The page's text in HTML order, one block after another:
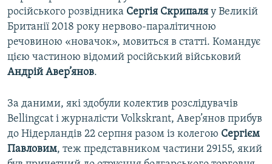
російського розвідника Сергія Скрипаля у Великій
Британії 2018 року нервово-паралітичною
речовиною «новачок», мовиться в статті. Командує
цією частиною відомий російський військовий
Андрій Авер’янов.
За даними, які здобули колектив розслідувачів
Bellingcat і журналісти Volkskrant, Авер’янов прибув
до Нідерландів 22 серпня разом із колегою Сергієм
Павловим, теж представником частини 29155, який